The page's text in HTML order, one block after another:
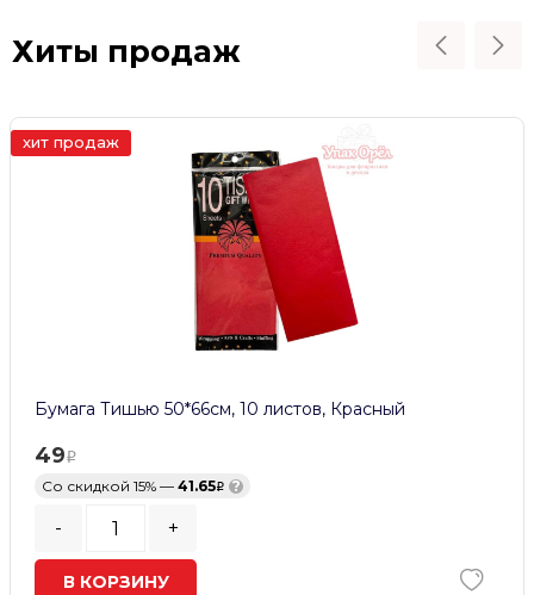
Хиты продаж
хит продаж
Бумага Тишью 50*66см, 10 листов, Красный
49
Со скидкой 15% — 41.65 ?
- +
В КОРЗИНУ